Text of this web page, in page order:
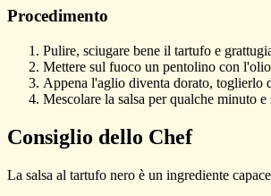
Procedimento
Pulire, sciugare bene il tartufo e
Mettere sul fuoco un pentolino con
Appena l'aglio diventa dorato, toglierlo
Mescolare la salsa per qualche minuto
Consiglio dello Chef
La salsa al tartufo nero è un ingrediente